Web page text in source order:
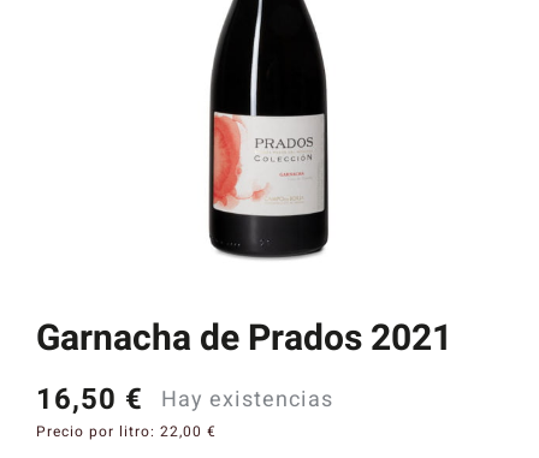
Garnacha de Prados 2021
16,50 € Hay existencias
Precio por litro: 22,00 €